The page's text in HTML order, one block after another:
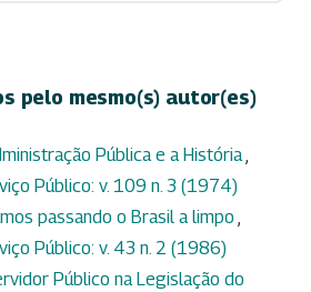
pelo mesmo(s) autor(es)
Pública e a História,
Público: v. 109 n. 3 (1974)
passando o Brasil a limpo ,
Público: v. 43 n. 2 (1986)
Público na Legislação do